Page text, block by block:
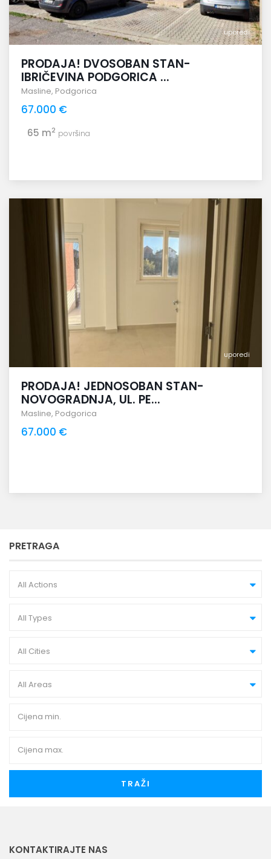
uporedi
PRODAJA! DVOSOBAN STAN-
IBRIČEVINA PODGORICA ...
Masline, Podgorica
67.000 €
65 m2 površina
uporedi
PRODAJA! JEDNOSOBAN STAN-
NOVOGRADNJA, UL. PE...
Masline, Podgorica
67.000 €
PRETRAGA
All Actions
All Types
All Cities
All Areas
TRAŽI
KONTAKTIRAJTE NAS